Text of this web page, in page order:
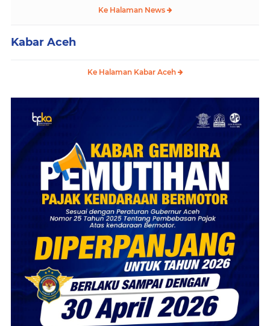
Ke Halaman News
Kabar Aceh
Ke Halaman Kabar Aceh